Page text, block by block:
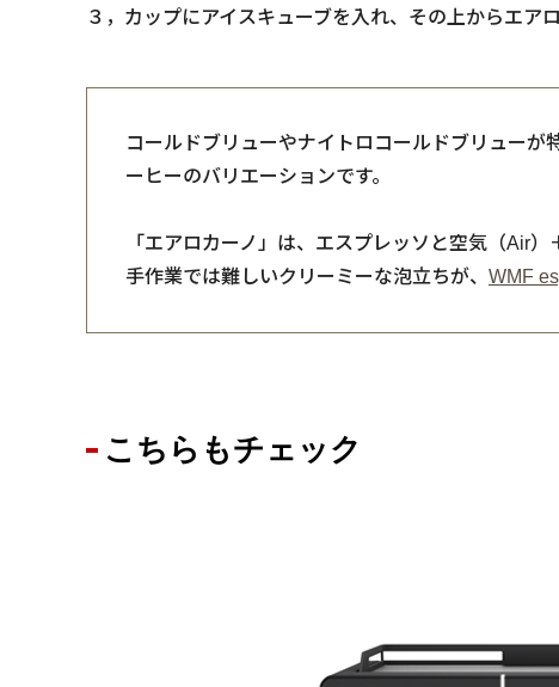
３，カップにアイスキューブを入れ、その上からエア
コールドブリューやナイトロコールドブリュー
ーヒーのバリエーションです。
「エアロカーノ」は、エスプレッソと空気（Air
手作業では難しいクリーミーな泡立ちが、 WMF
こちらもチェック